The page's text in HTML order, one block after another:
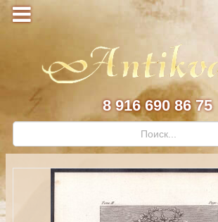
8 916 690 86 75